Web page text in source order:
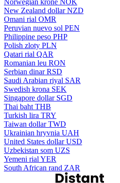
Norwegian krone NOK
New Zealand dollar NZD
Omani rial OMR
Peruvian nuevo sol PEN
Philippine peso PHP
Polish zloty PLN
Qatari rial QAR
Romanian leu RON
Serbian dinar RSD
Saudi Arabian riyal SAR
Swedish krona SEK
Singapore dollar SGD
Thai baht THB
Turkish lira TRY
Taiwan dollar TWD
Ukrainian hryvnia UAH
United States dollar USD
Uzbekistan som UZS
Yemeni rial YER
South African rand ZAR